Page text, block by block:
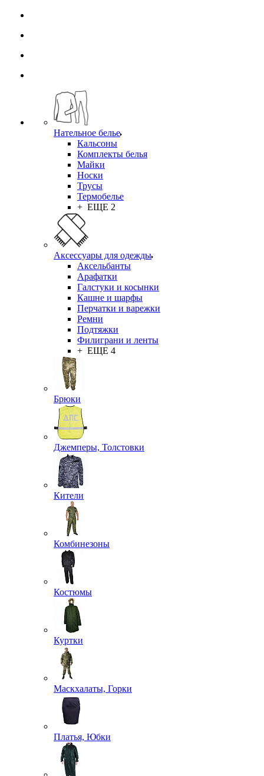
Нательное белье
Кальсоны
Комплекты белья
Майки
Носки
Трусы
Термобелье
+ ЕЩЕ 2
Аксессуары для одежды
Аксельбанты
Арафатки
Галстуки и косынки
Кашне и шарфы
Перчатки и варежки
Ремни
Подтяжки
Филиграни и ленты
+ ЕЩЕ 4
Брюки
Джемперы, Толстовки
Кители
Комбинезоны
Костюмы
Куртки
Маскхалаты, Горки
Платья, Юбки